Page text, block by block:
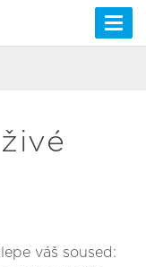
váš soused: